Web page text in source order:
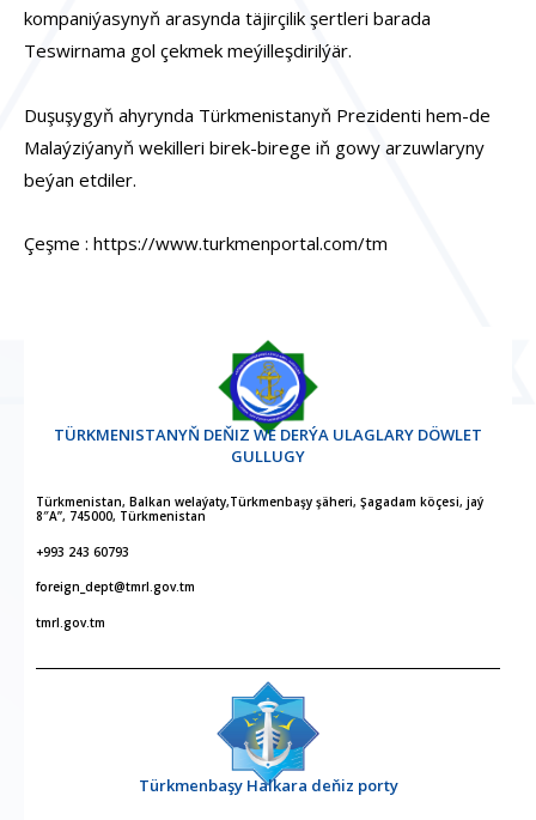
kompaniýasynyň arasynda täjirçilik şertleri barada
Teswirnama gol çekmek meýilleşdirilýär.
Duşuşygyň ahyrynda Türkmenistanyň Prezidenti hem-de
Malaýziýanyň wekilleri birek-birege iň gowy arzuwlaryny
beýan etdiler.
Çeşme : https://www.turkmenportal.com/tm
TÜRKMENISTANYŇ DEŇIZ WE DERÝA ULAGLARY DÖWLET
GULLUGY
Türkmenistan, Balkan welaýaty,Türkmenbaşy şäheri, Şagadam köçesi, jaý
8″A”, 745000, Türkmenistan
+993 243 60793
foreign_dept@tmrl.gov.tm
tmrl.gov.tm
Türkmenbaşy Halkara deňiz porty